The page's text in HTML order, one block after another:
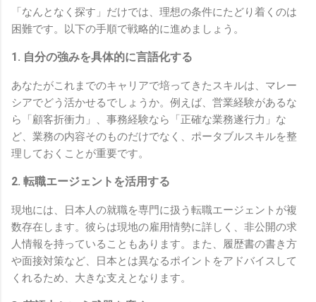
「なんとなく探す」だけでは、理想の条件にたどり着くのは
困難です。以下の手順で戦略的に進めましょう。
1. 自分の強みを具体的に言語化する
あなたがこれまでのキャリアで培ってきたスキルは、マレー
シアでどう活かせるでしょうか。例えば、営業経験があるな
ら「顧客折衝力」、事務経験なら「正確な業務遂行力」な
ど、業務の内容そのものだけでなく、ポータブルスキルを整
理しておくことが重要です。
2. 転職エージェントを活用する
現地には、日本人の就職を専門に扱う転職エージェントが複
数存在します。彼らは現地の雇用情勢に詳しく、非公開の求
人情報を持っていることもあります。また、履歴書の書き方
や面接対策など、日本とは異なるポイントをアドバイスして
くれるため、大きな支えとなります。